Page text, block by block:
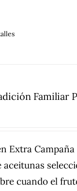
Familiar
Extra
cuando el